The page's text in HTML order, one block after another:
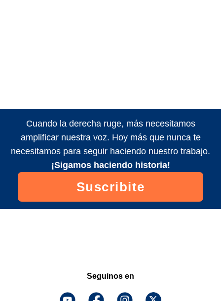
Cuando la derecha ruge, más necesitamos
amplificar nuestra voz. Hoy más que nunca te
necesitamos para seguir haciendo nuestro trabajo.
¡Sigamos haciendo historia!
Suscribite
Seguinos en